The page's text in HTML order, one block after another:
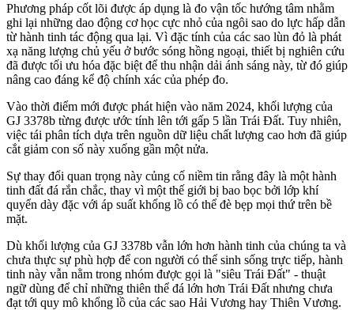
Phương pháp cốt lõi được áp dụng là đo vận tốc hướng tâm nhằm
ghi lại những dao động cơ học cực nhỏ của ngôi sao do lực hấp dẫn
từ hành tinh tác động qua lại. Vì đặc tính của các sao lùn đỏ là phát
xạ năng lượng chủ yếu ở bước sóng hồng ngoại, thiết bị nghiên cứu
đã được tối ưu hóa đặc biệt để thu nhận dải ánh sáng này, từ đó giúp
nâng cao đáng kể độ chính xác của phép đo.
Vào thời điểm mới được phát hiện vào năm 2024, khối lượng của
GJ 3378b từng được ước tính lên tới gấp 5 lần Trái Đất. Tuy nhiên,
việc tái phân tích dựa trên nguồn dữ liệu chất lượng cao hơn đã giúp
cắt giảm con số này xuống gần một nửa.
Sự thay đổi quan trọng này củng cố niềm tin rằng đây là một hành
tinh đất đá rắn chắc, thay vì một thế giới bị bao bọc bởi lớp khí
quyển dày đặc với áp suất khổng lồ có thể đè bẹp mọi thứ trên bề
mặt.
Dù khối lượng của GJ 3378b vẫn lớn hơn hành tinh của chúng ta và
chưa thực sự phù hợp để con người có thể sinh sống trực tiếp, hành
tinh này vẫn nằm trong nhóm được gọi là "siêu Trái Đất" - thuật
ngữ dùng để chỉ những thiên thể đá lớn hơn Trái Đất nhưng chưa
đạt tới quy mô khổng lồ của các sao Hải Vương hay Thiên Vương.